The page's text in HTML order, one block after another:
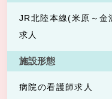
JR北陸本線(米原～金
求人
施設形態
病院の看護師求人